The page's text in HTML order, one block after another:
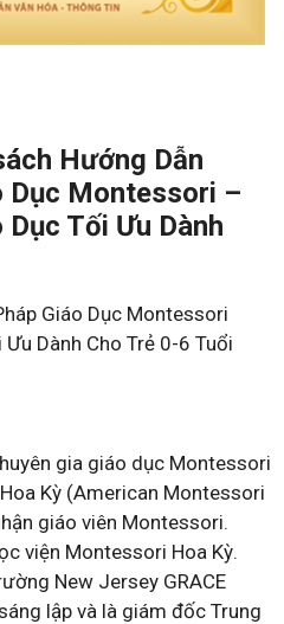
Hướng Dẫn
Dục Montessori –
Tối Ưu Dành
Giáo Dục Montessori
Dành Cho Trẻ 0-6 Tuổi
gia giáo dục Montessori
Kỳ (American Montessori
giáo viên Montessori.
viện Montessori Hoa Kỳ.
New Jersey GRACE
lập và là giám đốc Trung